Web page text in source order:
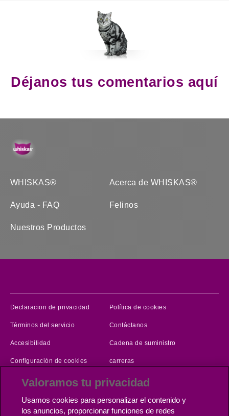
Déjanos tus comentarios aquí
WHISKAS® Acerca de WHISKAS®
Ayuda - FAQ Felinos
Nuestros Productos
Declaracion de privacidad (opens in new window)
Política de cookies(opens in new
Términos del servicio(opens in new window)
Contáctanos
Accesibilidad (opens in new window)Cadena de suministro(opens in new
Configuración de cookies carreras(opens in new window)
y sus Filiales.
Valoramos tu privacidad
Usamos cookies para personalizar el contenido y
los anuncios, proporcionar funciones de redes